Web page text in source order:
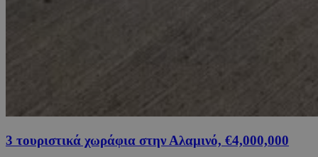
3 τουριστικά χωράφια στην Αλαμινό, €4,000,000